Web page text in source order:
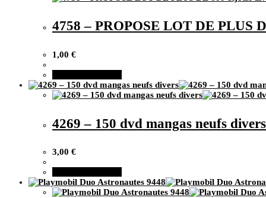
4758 – PROPOSE LOT DE PLUS
1,00 €
4269 – 150 dvd mangas neufs divers
3,00 €